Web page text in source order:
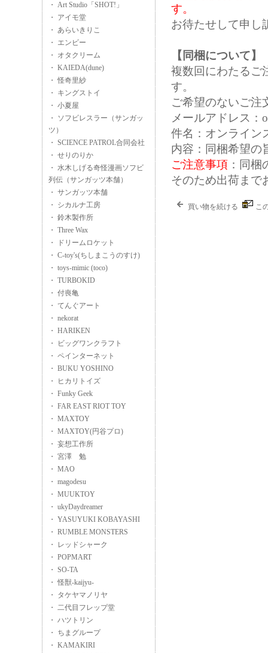
・ Art Studio「SHOT!」
・ アイモ堂
・ あらいきりこ
・ エンビー
・ オタクリーム
・ KAIEDA(dune)
・ 怪奇里紗
・ キングストイ
・ 小夏屋
・ ソフビレスラー（サンガッ
ツ）
・ SCIENCE PATROL合同会社
・ せりのりか
・ 水木しげる奇怪漫画ソフビ
列伝（サンガッツ本舗）
・ サンガッツ本舗
・ シカルナ工房
・ 鈴木製作所
・ Three Wax
・ ドリームロケット
・ C-toy's(ちしまこうのすけ)
・ toys-mimic (toco)
・ TURBOKID
・ 付喪亀
・ てんぐアート
・ nekorat
・ HARIKEN
・ ビッグワンクラフト
・ ペインターネット
・ BUKU YOSHINO
・ ヒカリトイズ
・ Funky Geek
・ FAR EAST RIOT TOY
・ MAXTOY
・ MAXTOY(円谷プロ)
・ 妄想工作所
・ 宮澤 勉
・ MAO
・ magodesu
・ MUUKTOY
・ ukyDaydreamer
・ YASUYUKI KOBAYASHI
・ RUMBLE MONSTERS
・ レッドシャーク
・ POPMART
・ SO-TA
・ 怪獣-kaijyu-
・ タケヤマノリヤ
・ 二代目フレップ堂
・ ハツトリン
・ ちまグループ
・ KAMAKIRI
す。
お待たせして申し
【同梱について】
複数回にわたるご
す。
ご希望のないご注
メールアドレス：
件名：オンライン
内容：同梱希望の
ご注意事項 ：同
そのため出荷まで
買い物を続ける こ